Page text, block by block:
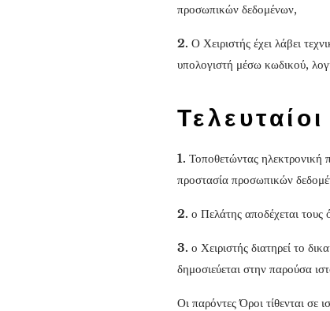
προσωπικών δεδομένων,
2. Ο Χειριστής έχει λάβει
υπολογιστή μέσω κωδικού,
1. Τοποθετώντας ηλεκτρονική
προστασία προσωπικών
2. ο Πελάτης αποδέχεται τους
3. ο Χειριστής διατηρεί το
δημοσιεύεται στην παρούσα
Οι παρόντες Όροι τίθενται σε